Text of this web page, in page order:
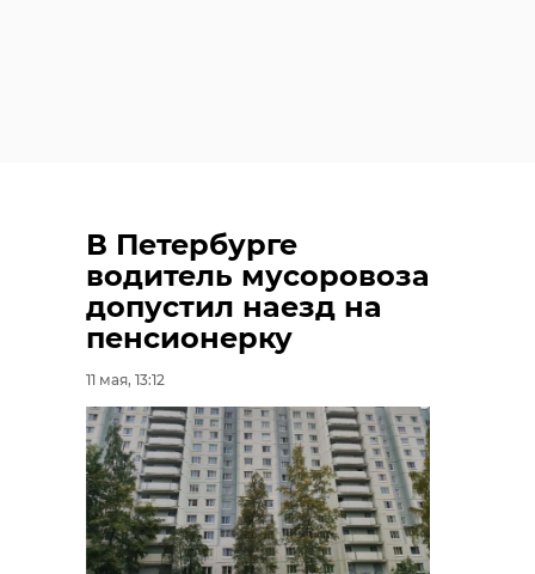
В Петербурге
водитель мусоровоза
допустил наезд на
пенсионерку
11 мая, 13:12